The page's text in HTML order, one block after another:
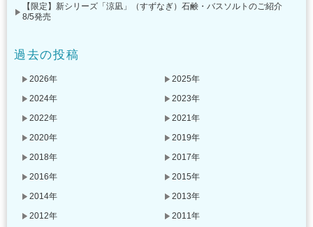
【限定】新シリーズ「涼凪」（すずなぎ）石鹸・バスソルトのご紹介
8/5発売
過去の投稿
2026年
2025年
2024年
2023年
2022年
2021年
2020年
2019年
2018年
2017年
2016年
2015年
2014年
2013年
2012年
2011年